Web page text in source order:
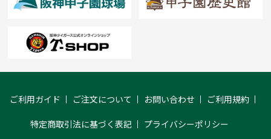
ご利用ガイド ご注文について お問い合わせ ご利用規約
特定商取引法に基づく表記 プライバシーポリシー